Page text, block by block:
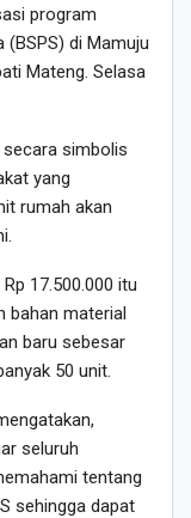
program
(BSPS) di Mamuju
Mateng. Selasa
simbolis
yang
rumah akan
17.500.000 itu
bahan material
baru sebesar
50 unit.
seluruh
tentang
sehingga dapat